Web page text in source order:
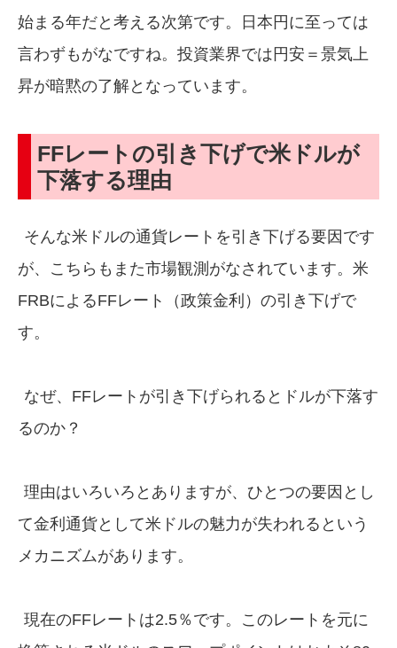
始まる年だと考える次第です。日本円に至っては
言わずもがなですね。投資業界では円安＝景気上
昇が暗黙の了解となっています。
FFレートの引き下げで米ドルが
下落する理由
そんな米ドルの通貨レートを引き下げる要因です
が、こちらもまた市場観測がなされています。米
FRBによるFFレート（政策金利）の引き下げで
す。
なぜ、FFレートが引き下げられるとドルが下落す
るのか？
理由はいろいろとありますが、ひとつの要因とし
て金利通貨として米ドルの魅力が失われるという
メカニズムがあります。
現在のFFレートは2.5％です。このレートを元に